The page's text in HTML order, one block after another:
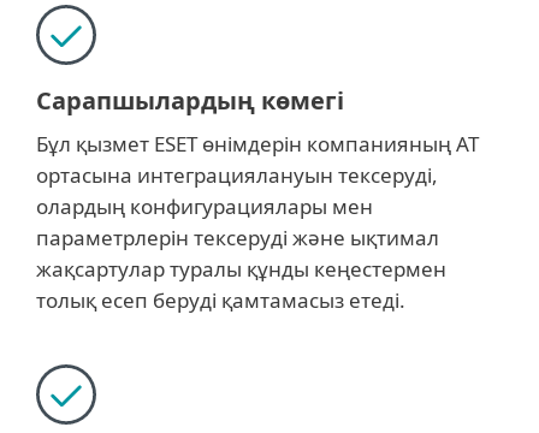
Сарапшылардың көмегі
Бұл қызмет ESET өнімдерін компанияның АТ
ортасына интеграциялануын тексеруді,
олардың конфигурациялары мен
параметрлерін тексеруді және ықтимал
жақсартулар туралы құнды кеңестермен
толық есеп беруді қамтамасыз етеді.